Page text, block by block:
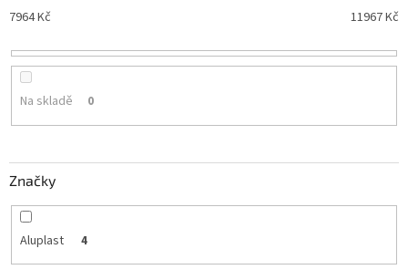
p
o
ů
7964Kč 11967Kč
Na skladě 0
Značky
Aluplast 4